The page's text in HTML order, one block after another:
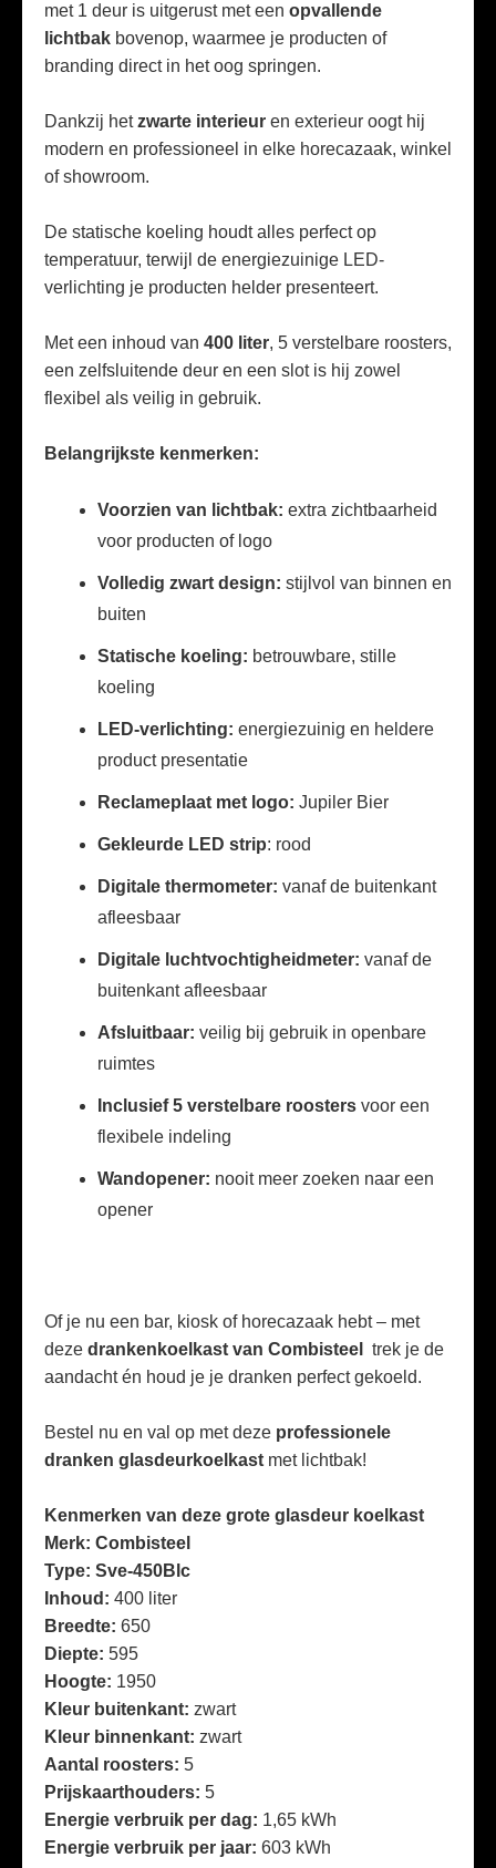
met 1 deur is uitgerust met een opvallende
lichtbak bovenop, waarmee je producten of
branding direct in het oog springen.
Dankzij hetzwarte interieur en exterieur oogt hij
modern en professioneel in elke horecazaak, winkel
of showroom.
De statische koeling houdt alles perfect op
temperatuur, terwijl de energiezuinige LED-
verlichting je producten helder presenteert.
Met een inhoud van 400 liter, 5 verstelbare roosters,
een zelfsluitende deur en een slot is hij zowel
flexibel als veilig in gebruik.
Belangrijkste kenmerken:
Voorzien van lichtbak: extra zichtbaarheid
voor producten of logo
Volledig zwart design: stijlvol van binnen en
buiten
Statische koeling: betrouwbare, stille
koeling
LED-verlichting: energiezuinig en heldere
product presentatie
Reclameplaat met logo: Jupiler Bier
Gekleurde LED strip: rood
Digitale thermometer: vanaf de buitenkant
afleesbaar
Digitale luchtvochtigheidmeter: vanaf de
buitenkant afleesbaar
Afsluitbaar: veilig bij gebruik in openbare
ruimtes
Inclusief 5 verstelbare roosters voor een
flexibele indeling
Wandopener: nooit meer zoeken naar een
opener
Of je nu een bar, kiosk of horecazaak hebt – met
deze drankenkoelkast van Combisteel
trek je de
aandacht én houd je je dranken perfect gekoeld.
Bestel nu en val op met deze professionele
dranken glasdeurkoelkast met lichtbak!
Kenmerken van deze grote glasdeur koelkast
Merk: Combisteel
Type: Sve-450Blc
Inhoud: 400 liter
Breedte: 650
Diepte: 595
Hoogte: 1950
Kleur buitenkant: zwart
Kleur binnenkant: zwart
Aantal roosters: 5
Prijskaarthouders: 5
Energie verbruik per dag: 1,65 kWh
Energie verbruik per jaar: 603 kWh